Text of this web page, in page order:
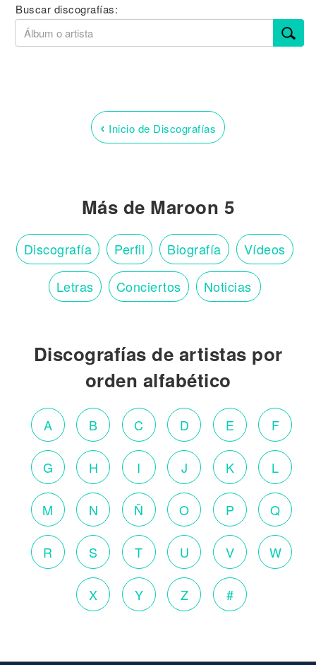
Buscar discografías:
‹ Inicio de Discografías
Más de Maroon 5
Discografía Perfil Biografía Vídeos
Letras Conciertos Noticias
Discografías de artistas por
orden alfabético
A B C D E F
G H I J K L
M N Ñ O P Q
R S T U V W
X Y Z #